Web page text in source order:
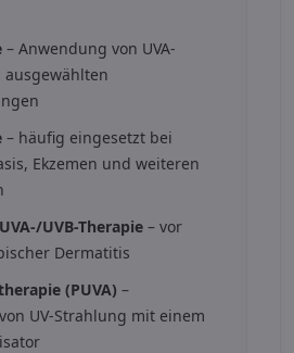
– Anwendung von UVA-
– häufig eingesetzt bei
Ekzemen und weiteren
UVB-Therapie – vor
Dermatitis
(PUVA) –
UV-Strahlung mit einem